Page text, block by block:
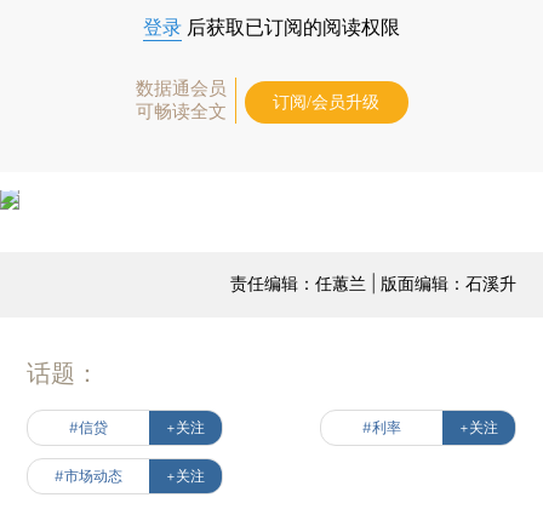
登录 后获取已订阅的阅读权限
数据通会员
可畅读全文
订阅/会员升级
责任编辑：任蕙兰 | 版面编辑：石溪升
话题：
#信贷 +关注 #利率 +关注
#市场动态 +关注